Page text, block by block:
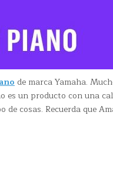
de marca Yamaha.
es un producto con una
cosas. Recuerda que